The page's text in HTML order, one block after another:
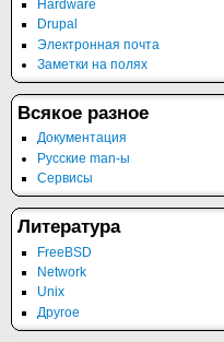
Hardware
Drupal
Электронная почта
Заметки на полях
Всякое разное
Документация
Русские man-ы
Сервисы
Литература
FreeBSD
Network
Unix
Другое